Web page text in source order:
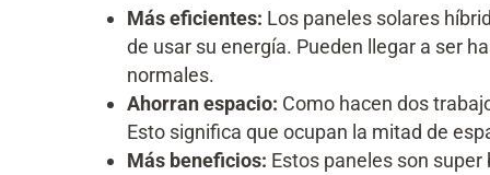
Más eficientes: Los paneles solares
de usar su energía. Pueden llegar a ser
normales.
Ahorran espacio: Como hacen dos
Esto significa que ocupan la mitad de
Más beneficios: Estos paneles son